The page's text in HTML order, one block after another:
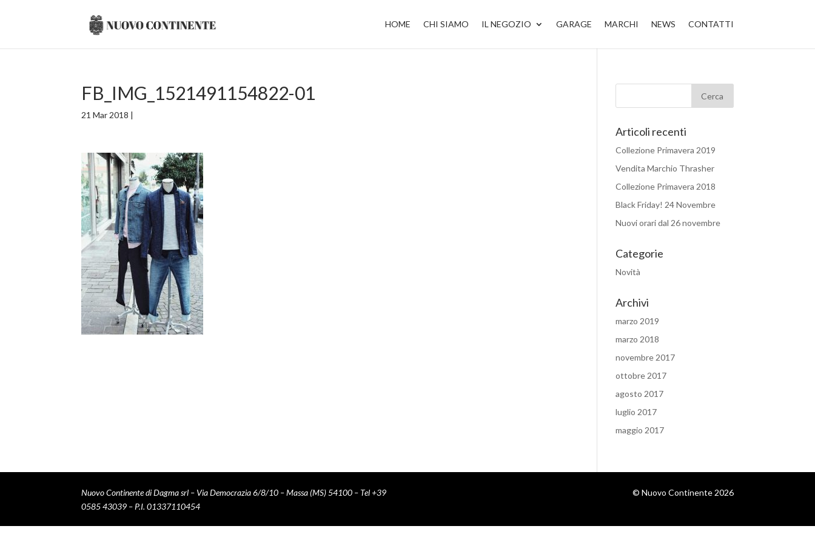
HOME CHI SIAMO IL NEGOZIO GARAGE MARCHI NEWS CONTATTI
FB_IMG_1521491154822-01
21 Mar 2018 |
Articoli recenti
Collezione Primavera 2019
Vendita Marchio Thrasher
Collezione Primavera 2018
Black Friday! 24 Novembre
Nuovi orari dal 26 novembre
Categorie
Novità
Archivi
marzo 2019
marzo 2018
novembre 2017
ottobre 2017
agosto 2017
luglio 2017
maggio 2017
Nuovo Continente di Dagma srl – Via Democrazia 6/8/10 – Massa (MS) 54100 – Tel +39
0585 43039 – P.I. 01337110454
© Nuovo Continente 2026